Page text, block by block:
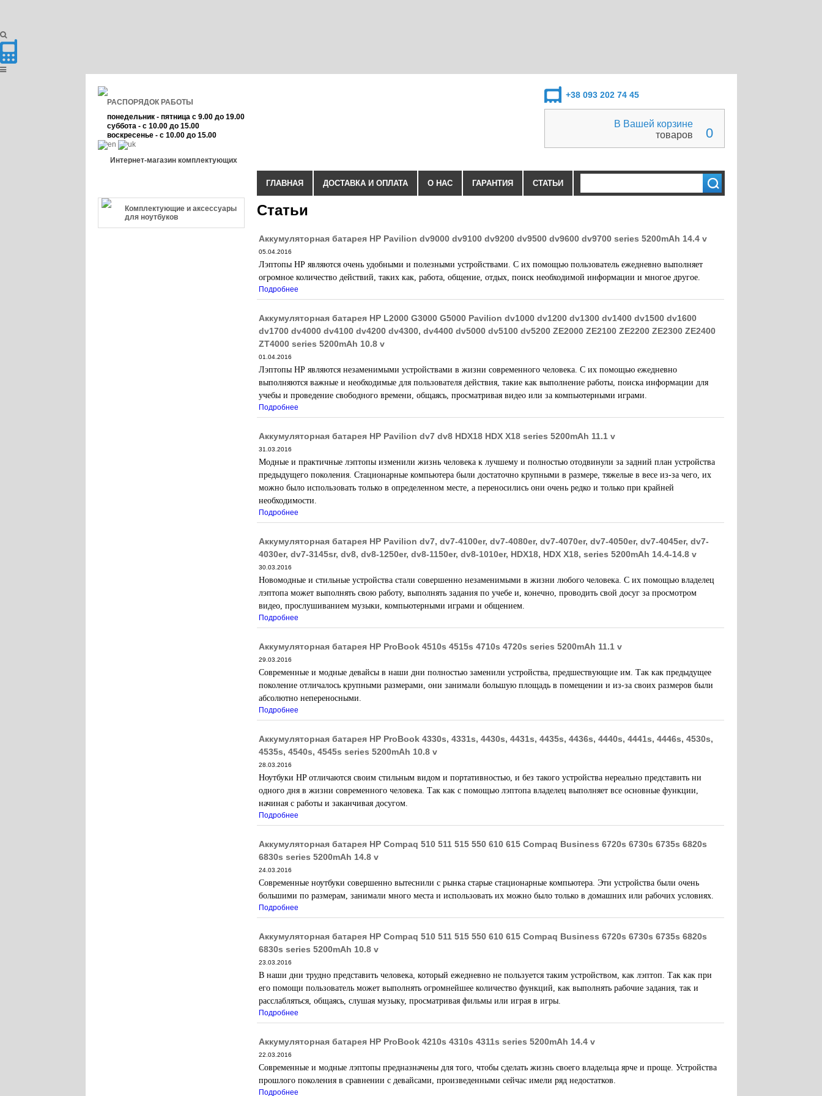
РАСПОРЯДОК РАБОТЫ
понедельник - пятница с 9.00 до 19.00
суббота - с 10.00 до 15.00
воскресенье - с 10.00 до 15.00
Интернет-магазин комплектующих
+38 093 202 74 45
В Вашей корзине
товаров
0
Комплектующие и аксессуары
для ноутбуков
ГЛАВНАЯ ДОСТАВКА И ОПЛАТА О НАС ГАРАНТИЯ СТАТЬИ
Статьи
Аккумуляторная батарея HP Pavilion dv9000 dv9100 dv9200 dv9500 dv9600 dv9700 series 5200mAh 14.4 v
05.04.2016
Лэптопы HP являются очень удобными и полезными устройствами. С их помощью пользователь ежедневно выполняет
огромное количество действий, таких как, работа, общение, отдых, поиск необходимой информации и многое другое.
Подробнее
Аккумуляторная батарея HP L2000 G3000 G5000 Pavilion dv1000 dv1200 dv1300 dv1400 dv1500 dv1600
dv1700 dv4000 dv4100 dv4200 dv4300, dv4400 dv5000 dv5100 dv5200 ZE2000 ZE2100 ZE2200 ZE2300 ZE2400
ZT4000 series 5200mAh 10.8 v
01.04.2016
Лэптопы HP являются незаменимыми устройствами в жизни современного человека. С их помощью ежедневно
выполняются важные и необходимые для пользователя действия, такие как выполнение работы, поиска информации для
учебы и проведение свободного времени, общаясь, просматривая видео или за компьютерными играми.
Подробнее
Аккумуляторная батарея HP Pavilion dv7 dv8 HDX18 HDX X18 series 5200mAh 11.1 v
31.03.2016
Модные и практичные лэптопы изменили жизнь человека к лучшему и полностью отодвинули за задний план устройства
предыдущего поколения. Стационарные компьютера были достаточно крупными в размере, тяжелые в весе из-за чего, их
можно было использовать только в определенном месте, а переносились они очень редко и только при крайней
необходимости.
Подробнее
Аккумуляторная батарея HP Pavilion dv7, dv7-4100er, dv7-4080er, dv7-4070er, dv7-4050er, dv7-4045er, dv7-
4030er, dv7-3145sr, dv8, dv8-1250er, dv8-1150er, dv8-1010er, HDX18, HDX X18, series 5200mAh 14.4-14.8 v
30.03.2016
Новомодные и стильные устройства стали совершенно незаменимыми в жизни любого человека. С их помощью владелец
лэптопа может выполнять свою работу, выполнять задания по учебе и, конечно, проводить свой досуг за просмотром
видео, прослушиванием музыки, компьютерными играми и общением.
Подробнее
Аккумуляторная батарея HP ProBook 4510s 4515s 4710s 4720s series 5200mAh 11.1 v
29.03.2016
Современные и модные девайсы в наши дни полностью заменили устройства, предшествующие им. Так как предыдущее
поколение отличалось крупными размерами, они занимали большую площадь в помещении и из-за своих размеров были
абсолютно непереносными.
Подробнее
Аккумуляторная батарея HP ProBook 4330s, 4331s, 4430s, 4431s, 4435s, 4436s, 4440s, 4441s, 4446s, 4530s,
4535s, 4540s, 4545s series 5200mAh 10.8 v
28.03.2016
Ноутбуки HP отличаются своим стильным видом и портативностью, и без такого устройства нереально представить ни
одного дня в жизни современного человека. Так как с помощью лэптопа владелец выполняет все основные функции,
начиная с работы и заканчивая досугом.
Подробнее
Аккумуляторная батарея HP Compaq 510 511 515 550 610 615 Compaq Business 6720s 6730s 6735s 6820s
6830s series 5200mAh 14.8 v
24.03.2016
Современные ноутбуки совершенно вытеснили с рынка старые стационарные компьютера. Эти устройства были очень
большими по размерам, занимали много места и использовать их можно было только в домашних или рабочих условиях.
Подробнее
Аккумуляторная батарея HP Compaq 510 511 515 550 610 615 Compaq Business 6720s 6730s 6735s 6820s
6830s series 5200mAh 10.8 v
23.03.2016
В наши дни трудно представить человека, который ежедневно не пользуется таким устройством, как лэптоп. Так как при
его помощи пользователь может выполнять огромнейшее количество функций, как выполнять рабочие задания, так и
расслабляться, общаясь, слушая музыку, просматривая фильмы или играя в игры.
Подробнее
Аккумуляторная батарея HP ProBook 4210s 4310s 4311s series 5200mAh 14.4 v
22.03.2016
Современные и модные лэптопы предназначены для того, чтобы сделать жизнь своего владельца ярче и проще. Устройства
прошлого поколения в сравнении с девайсами, произведенными сейчас имели ряд недостатков.
Подробнее